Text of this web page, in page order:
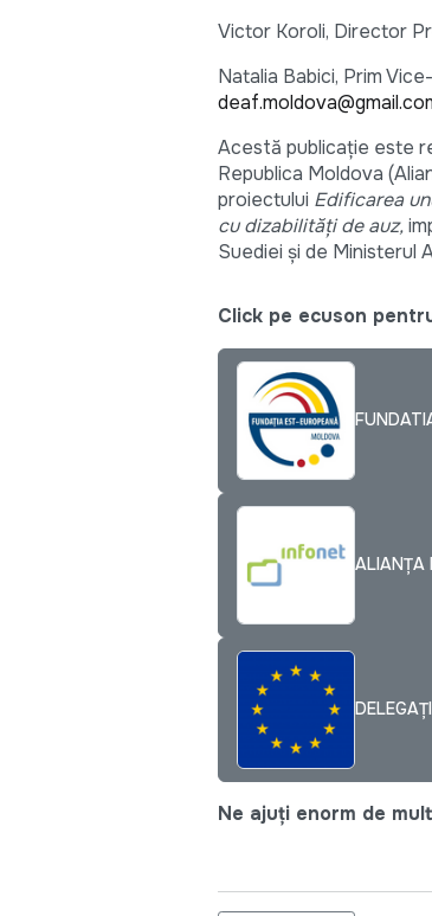
Victor Koroli, Director
Natalia Babici, Prim
Acestă publicaţie este
Republica Moldova
proiectului Edificarea
cu dizabilități de auz,
Suediei și de Ministerul
Click pe ecuson
ALIANȚA
Ne ajuți enorm de